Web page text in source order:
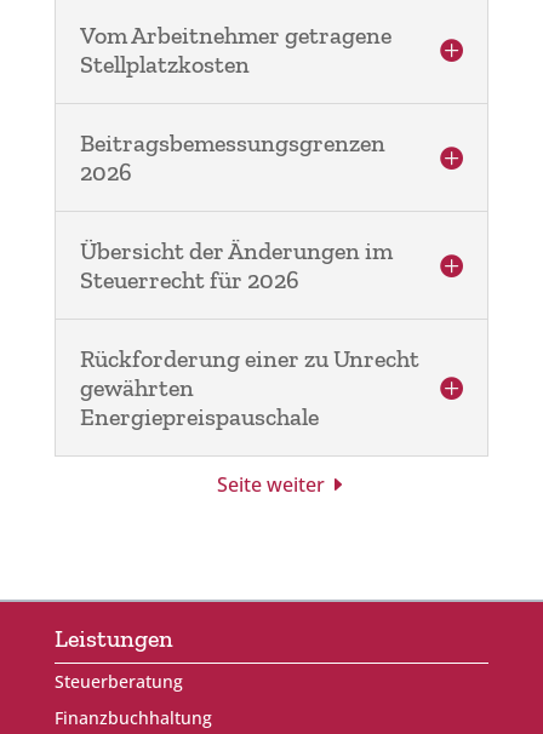
Vom Arbeitnehmer getragene
Stellplatzkosten
Beitragsbemessungsgrenzen
2026
Übersicht der Änderungen im
Steuerrecht für 2026
Rückforderung einer zu Unrecht
gewährten
Energiepreispauschale
Seite weiter
Leistungen
Steuerberatung
Finanzbuchhaltung